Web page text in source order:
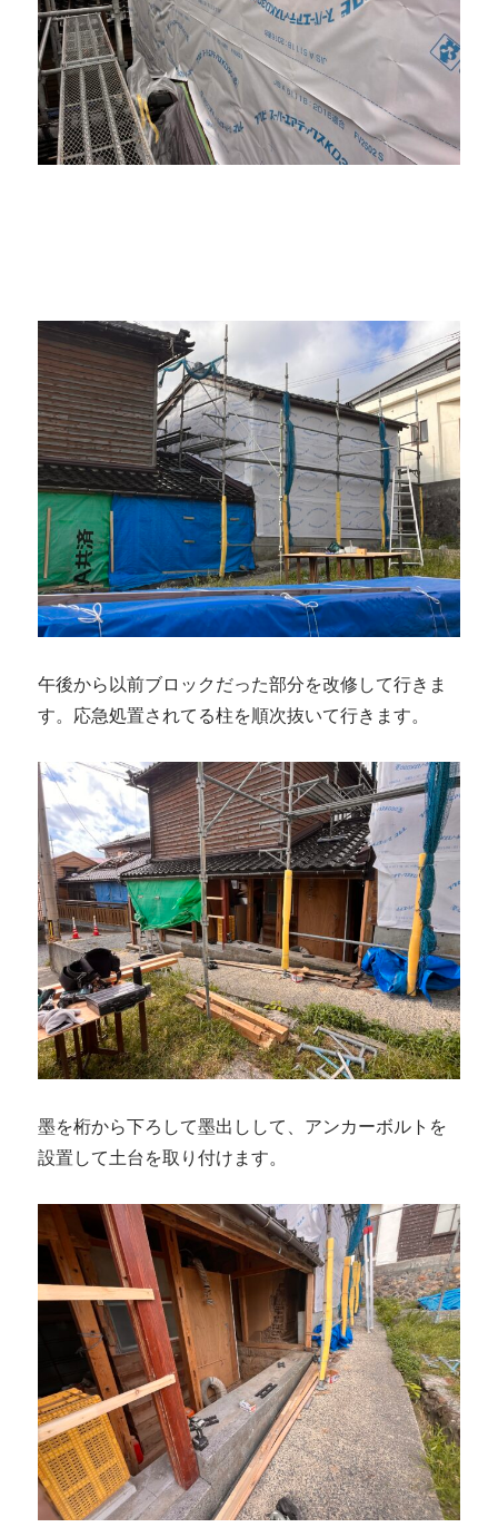
午後から以前ブロックだった部分を改修して行きま
す。応急処置されてる柱を順次抜いて行きます。
墨を桁から下ろして墨出しして、アンカーボルトを
設置して土台を取り付けます。